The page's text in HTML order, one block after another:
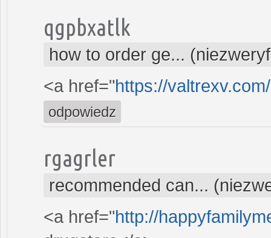
qgpbxatlk
how to order ge...
<a href="https://
odpowiedz
rgagrler
recommended can...
<a href="http://